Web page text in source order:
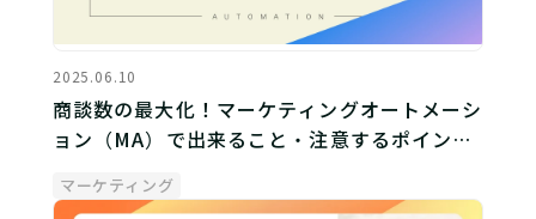
2025.06.10
商談数の最大化！マーケティングオートメーシ
ョン（MA）で出来ること・注意するポイント
マーケティング